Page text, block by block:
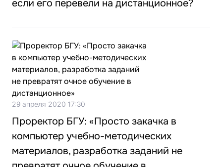
если его перевели на дистанционное?
29 апреля 2020 17:30
Проректор БГУ: «Просто закачка в
компьютер учебно-методических
материалов, разработка заданий не